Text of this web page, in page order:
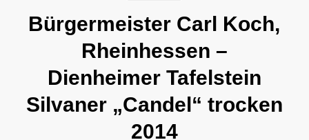
Bürgermeister Carl Koch,
Rheinhessen –
Dienheimer Tafelstein
Silvaner „Candel“ trocken
2014